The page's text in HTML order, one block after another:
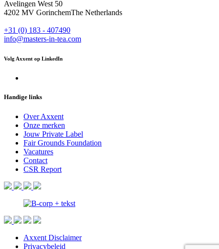
Avelingen West 50
4202 MV GorinchemThe Netherlands
+31 (0) 183 - 407490
info@masters-in-tea.com
Volg Axxent op LinkedIn
Handige links
Over Axxent
Onze merken
Jouw Private Label
Fair Grounds Foundation
Vacatures
Contact
CSR Report
Axxent Disclaimer
Privacybeleid